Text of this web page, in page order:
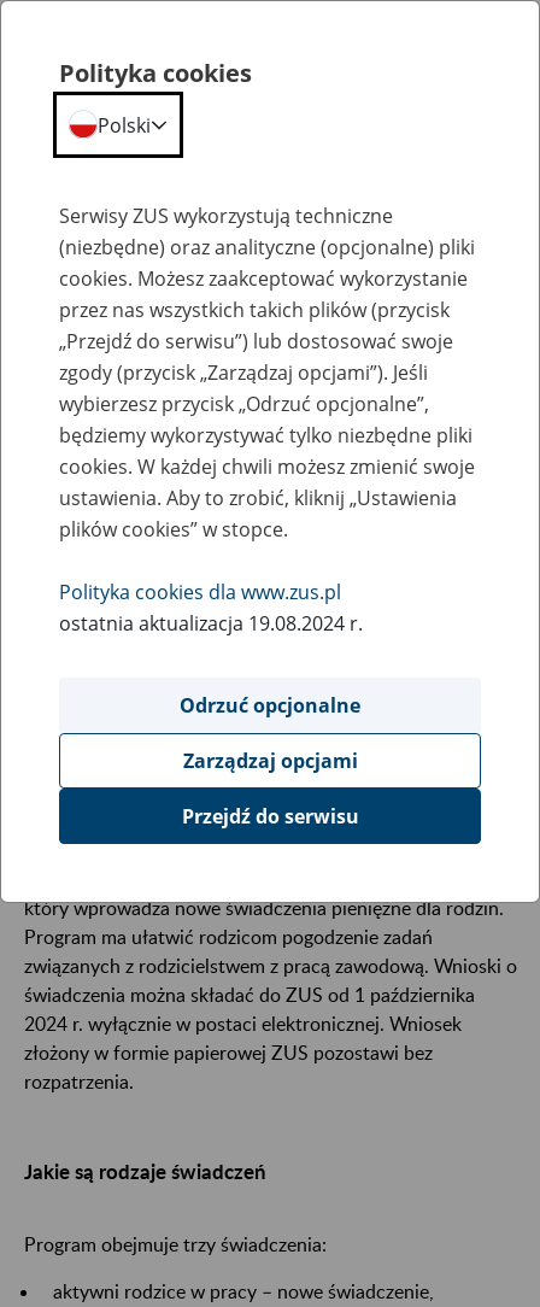
Aktualności
Wnioski o Aktywnego Rodzica wyłącznie
elektroniczne
28
sierpnia
2024
Już od 1 października 2024 r. będzie można składać
wnioski o świadczenia z programu Aktywny Rodzic.
ZUS będzie przyjmował zgłoszenia wyłącznie w
formie elektronicznej.
który wprowadza nowe świadczenia pieniężne dla rodzin.
Program ma ułatwić rodzicom pogodzenie zadań
związanych z rodzicielstwem z pracą zawodową. Wnioski o
świadczenia można składać do ZUS od 1 października
2024 r. wyłącznie w postaci elektronicznej. Wniosek
złożony w formie papierowej ZUS pozostawi bez
rozpatrzenia.
Jakie są rodzaje świadczeń
Program obejmuje trzy świadczenia:
aktywni rodzice w pracy – nowe świadczenie,
Polityka cookies
Polski
Serwisy ZUS wykorzystują techniczne
(niezbędne) oraz analityczne (opcjonalne) pliki
cookies. Możesz zaakceptować wykorzystanie
przez nas wszystkich takich plików (przycisk
„Przejdź do serwisu”) lub dostosować swoje
zgody (przycisk „Zarządzaj opcjami”). Jeśli
wybierzesz przycisk „Odrzuć opcjonalne”,
będziemy wykorzystywać tylko niezbędne pliki
cookies. W każdej chwili możesz zmienić swoje
ustawienia. Aby to zrobić, kliknij „Ustawienia
plików cookies” w stopce.
Polityka cookies dla www.zus.pl
ostatnia aktualizacja 19.08.2024 r.
Odrzuć opcjonalne
Zarządzaj opcjami
Przejdź do serwisu